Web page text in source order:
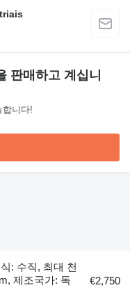
판매하고 계십니
합니다!
: 수직, 최대 천
제조국가: 독
€2,750